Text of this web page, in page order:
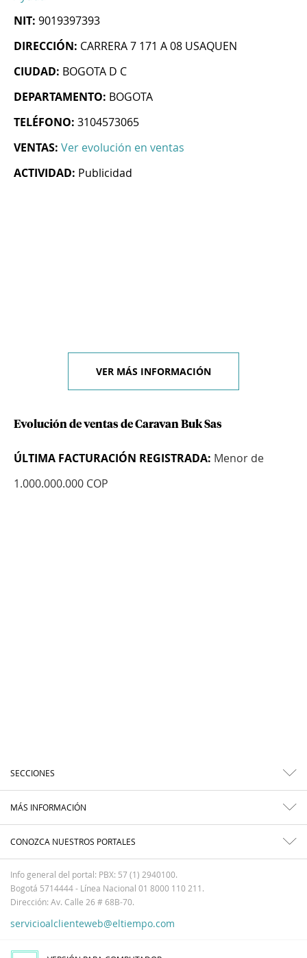
NIT: 9019397393
DIRECCIÓN: CARRERA 7 171 A 08 USAQUEN
CIUDAD: BOGOTA D C
DEPARTAMENTO: BOGOTA
TELÉFONO: 3104573065
VENTAS: Ver evolución en ventas
ACTIVIDAD: Publicidad
VER MÁS INFORMACIÓN
Evolución de ventas de Caravan Buk Sas
ÚLTIMA FACTURACIÓN REGISTRADA: Menor de
1.000.000.000 COP
SECCIONES
MÁS INFORMACIÓN
CONOZCA NUESTROS PORTALES
Info general del portal: PBX: 57 (1) 2940100.
Bogotá 5714444 - Línea Nacional 01 8000 110 211.
Dirección: Av. Calle 26 # 68B-70.
servicioalclienteweb@eltiempo.com